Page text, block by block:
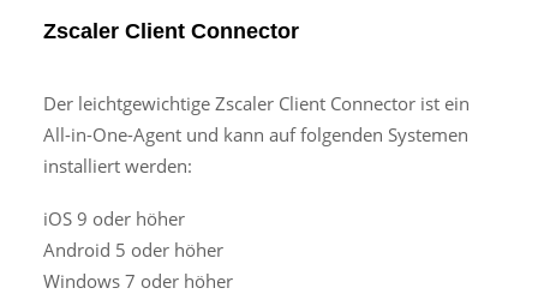
Zscaler Client Connector
Der leichtgewichtige Zscaler Client Connector ist ein
All-in-One-Agent und kann auf folgenden Systemen
installiert werden:
iOS 9 oder höher
Android 5 oder höher
Windows 7 oder höher